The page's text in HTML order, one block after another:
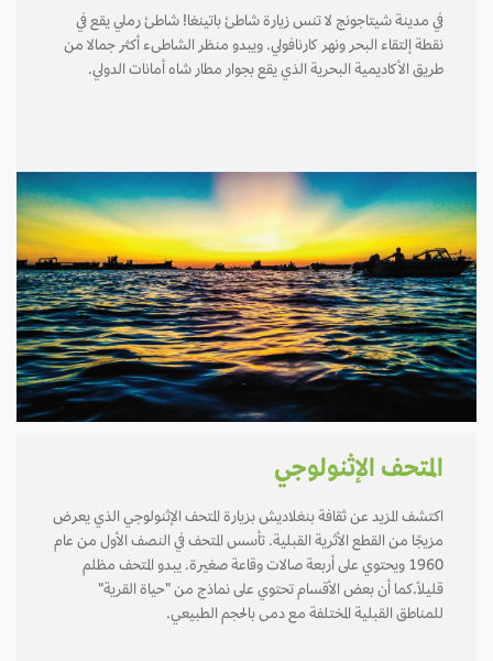
في مدينة شيتاجونج لا تنس زيارة شاطئ باتينغا! شاطئ رملي يقع في
نقطة إلتقاء البحر ونهر كارنافولي. ويبدو منظر الشاطىء أكثر جمالا من
طريق الأكاديمية البحرية الذي يقع بجوار مطار شاه أمانات الدولي.
المتحف الإثنولوجي
اكتشف المزيد عن ثقافة بنغلاديش بزيارة المتحف الإثنولوجي الذي يعرض
مزيجًا من القطع الأثرية القبلية. تأسس المتحف في النصف الأول من عام
1960 ويحتوي على أربعة صالات وقاعة صغيرة. يبدو المتحف مظلم
قليلاً.كما أن بعض الأقسام تحتوي على نماذج من "حياة القرية"
للمناطق القبلية المختلفة مع دمى بالحجم الطبيعي.